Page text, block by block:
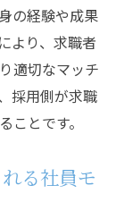
の経験や成果
より、求職者
適切なマッチ
採用側が求職
とです。
る社員モ